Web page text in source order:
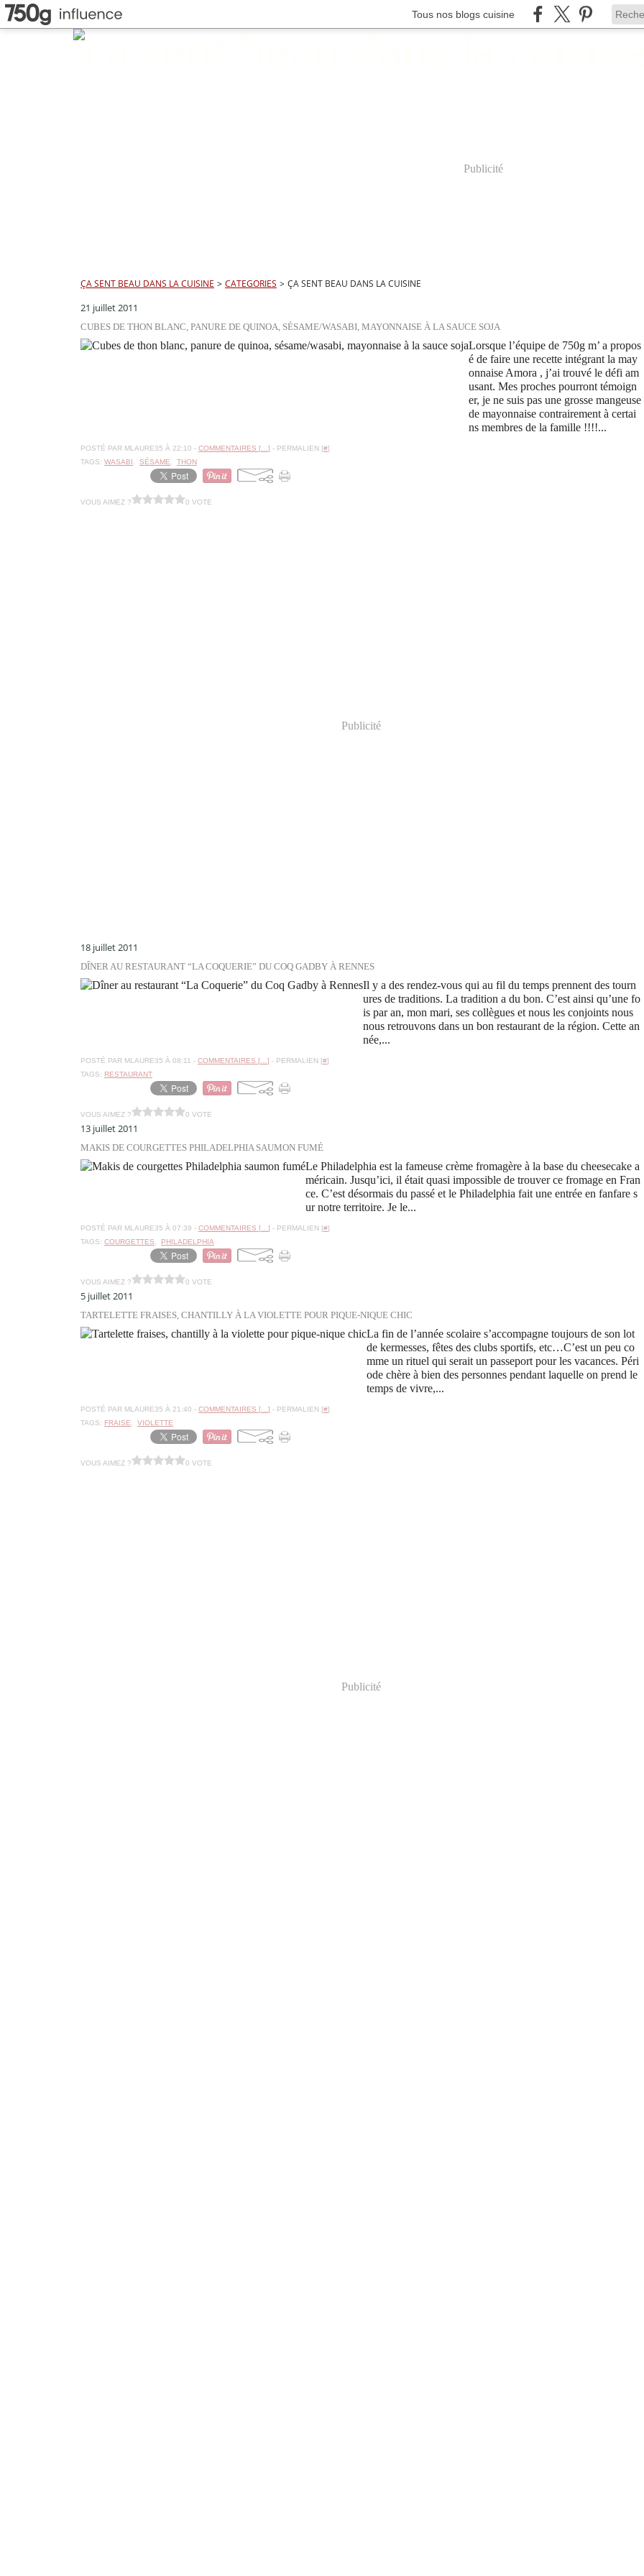
Tous nos blogs cuisine
Publicité
ÇA SENT BEAU DANS LA CUISINE > CATEGORIES > ÇA SENT BEAU DANS LA CUISINE
21 juillet 2011
CUBES DE THON BLANC, PANURE DE QUINOA, SÉSAME/WASABI, MAYONNAISE À LA SAUCE SOJA
Lorsque l’équipe de 750g m’ a propos
é de faire une recette intégrant la may
onnaise Amora , j’ai trouvé le défi am
usant. Mes proches pourront témoign
er, je ne suis pas une grosse mangeuse
de mayonnaise contrairement à certai
ns membres de la famille !!!!...
POSTÉ PAR MLAURE35 À 22:10 - COMMENTAIRES [ ] - PERMALIEN [#]
TAGS: WASABI SÉSAME THON
VOUS AIMEZ ? 0 VOTE
Publicité
18 juillet 2011
DÎNER AU RESTAURANT “LA COQUERIE” DU COQ GADBY À RENNES
Il y a des rendez-vous qui au fil du temps prennent des tourn
ures de traditions. La tradition a du bon. C’est ainsi qu’une fo
is par an, mon mari, ses collègues et nous les conjoints nous
nous retrouvons dans un bon restaurant de la région. Cette an
née,...
POSTÉ PAR MLAURE35 À 08:11 - COMMENTAIRES [ ] - PERMALIEN [#]
TAGS: RESTAURANT
VOUS AIMEZ ? 0 VOTE
13 juillet 2011
MAKIS DE COURGETTES PHILADELPHIA SAUMON FUMÉ
Le Philadelphia est la fameuse crème fromagère à la base du cheesecake a
méricain. Jusqu’ici, il était quasi impossible de trouver ce fromage en Fran
ce. C’est désormais du passé et le Philadelphia fait une entrée en fanfare s
ur notre territoire. Je le...
POSTÉ PAR MLAURE35 À 07:39 - COMMENTAIRES [ ] - PERMALIEN [#]
TAGS: COURGETTES PHILADELPHIA
VOUS AIMEZ ? 0 VOTE
5 juillet 2011
TARTELETTE FRAISES, CHANTILLY À LA VIOLETTE POUR PIQUE-NIQUE CHIC
La fin de l’année scolaire s’accompagne toujours de son lot
de kermesses, fêtes des clubs sportifs, etc…C’est un peu co
mme un rituel qui serait un passeport pour les vacances. Péri
ode chère à bien des personnes pendant laquelle on prend le
temps de vivre,...
POSTÉ PAR MLAURE35 À 21:40 - COMMENTAIRES [ ] - PERMALIEN [#]
TAGS: FRAISE VIOLETTE
VOUS AIMEZ ? 0 VOTE
Publicité